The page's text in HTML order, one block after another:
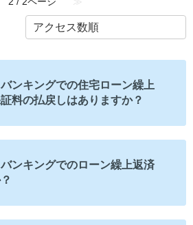
ンキングでの住宅ローン繰上
料の払戻しはありますか？
ンキングでのローン繰上返済